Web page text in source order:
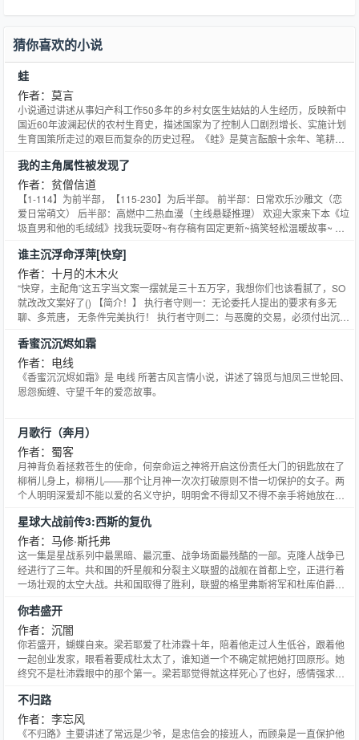
猜你喜欢的小说
蛙
作者：莫言
小说通过讲述从事妇产科工作50多年的乡村女医生姑姑的人生经历，反映新中
国近60年波澜起伏的农村生育史，描述国家为了控制人口剧烈增长、实施计划
生育国策所走过的艰巨而复杂的历史过程。《蛙》是莫言酝酿十余年、笔耕四
家蝌蚪写给日本作家杉谷义人的四封长信和一部话剧构成，讲述了姑姑——一
个乡村妇产科医生的人生经历，在用生动感人的细节展示乡土中国六十年波澜
起伏的生育史的同时，毫不留情地剖析了当代知识分子卑微的灵魂。
我的主角属性被发现了
作者：贫僧信道
【1-114】为前半部，【115-230】为后半部。 前半部：日常欢乐沙雕文（恋
爱日常萌文） 后半部：高燃中二热血漫（主线悬疑推理） 欢迎大家来下本《垃
圾直男和他的毛绒绒》找我玩耍呀~有存稿有固定更新~搞笑轻松温暖故事~ 本
入社会，参加工作。 入职之前，我以为我会是个普通的外卖员。 然而入职的第
一天，我就接到了这样一份订单↓ “红烧文鳐鱼＊2 备注:不要饕餮送！不要饕餮
送！不要饕餮送！ 地址:章莪山B区 联系人:毕方 联系电话:033-XXXXXXXX” 于
是我就知道，就像其他所有主角一样—— 埋没了这么多年，我的主角属性，终
于还是被发现了。 食用指南: 1.我流文案，第三人称。 2.【21:00】正常更新，
时空，流水账，有沙雕，不白甜！！！【重点】，烧脑警告。 5.CP懒星人攻应
龙X表面吐槽役实则隐性大佬【重点】受宋阳乐。 6.v文请看一章买一章，切勿
一口气全文订阅。 7.cxrgsyhkb。 ———— 下本《垃圾直男和他的毛绒绒》文
案： 一只直男来到了人间，遇到了一只毛绒绒的小狐狸。 雪夜下，被牵起爪子
的小狐狸抬起头问： “我们这个世界是什么样子的？” “我也不很清楚。” “但我知
灵。 食用指南： 1.一只直男和毛绒绒小狐狸闯荡奇幻世界的故事。 2.盒中世界
背景，轻松慢热冒险奇幻文，带点解谜但不很复杂，大后期会热血。 3.每天固
定更新时间18：00，其余为不定时加更。 4.本文别名《垃圾直男养崽日常》、
《直男和他的毛绒绒环游记》，等。 5.收藏我，收获沙雕与快乐。 6.献给所有
可可爱爱的小朋友和大朋友的故事。 7.cxrgsyhkb.本小说网提供贫僧信道著作
的我的主角属性被发现了最新章节，我的主角属性被发现了全文免费阅读，我
的主角属性被发现了无弹窗清爽阅读体验！
谁主沉浮命浮萍[快穿]
作者：十月的木木火
“快穿，主配角”这五字当文案一摆就是三十五万字，我想你们也该看腻了，SO
就改改文案好了() 【简介！】 执行者守则一：无论委托人提出的要求有多无
聊、多荒唐， 无条件完美执行！ 执行者守则二：与恶魔的交易，必须付出沉重
情况下，为达目的可不择手段！ ---- 曾几何时，她的神君说过：“我信你，因为
你是我养大的浮萍，比谁都善良。” 【倒V通知】：本书于2016年4月17日上午
10点自【46章】倒V，感谢天使们长期以来的支持！ (︶) 如今正是下大雨的
好时节，天使们出行记得常备伞 жжжжжжжжжжжжжжжжжжжж 书荒？嘿嘿！
说网提供十月的木木火著作的谁主沉浮命浮萍[快穿]最新章节，谁主沉浮命浮萍
[快穿]全文免费阅读，谁主沉浮命浮萍[快穿]无弹窗清爽阅读体验！
香蜜沉沉烬如霜
作者：电线
《香蜜沉沉烬如霜》是 电线 所著古风言情小说，讲述了锦觅与旭凤三世轮回、
恩怨痴缠、守望千年的爱恋故事。
月歌行（奔月）
作者：蜀客
月神背负着拯救苍生的使命，何奈命运之神将开启这份责任大门的钥匙放在了
柳梢儿身上，柳梢儿——那个让月神一次次打破原则不惜一切保护的女子。两
个人明明深爱却不能以爱的名义守护，明明舍不得却又不得不亲手将她放在危
好在后来遇到了陆离，一个处处保护她的男人，随后相继卷进一场场武道、仙
道、魔道的风波中……在柳梢儿的心目中，她认为自己一直都是月神重兴“魔
都”计划里的一颗棋子，她不知道月神也像她一样深爱着自己。这是一场关于爱
和责任的故事，月神将如何抉择呢？
星球大战前传3:西斯的复仇
作者：马修·斯托弗
这一集是星战系列中最黑暗、最沉重、战争场面最残酷的一部。克隆人战争已
经进行了三年。共和国的歼星舰和分裂主义联盟的战舰在首都上空，正进行着
一场壮观的太空大战。共和国取得了胜利，联盟的格里弗斯将军和杜库伯爵劫
驾着共和国的战机去营救议长，途中遭到联盟机器军的拦截。最终，两人降落
在贸易联盟的飞船上，与格里弗斯将军的机器军展开一场大战。
你若盛开
作者：沉闇
你若盛开，蝴蝶自来。梁若耶爱了杜沛霖十年，陪着他走过人生低谷，跟着他
一起创业发家，眼看着要成杜太太了，谁知道一个不确定就把她打回原形。她
终究不是杜沛霖眼中的那个第一。梁若耶觉得就这样死心了也好，感情强求不
你。我的幸福不在此处，总在别处。
不归路
作者：李忘风
《不归路》主要讲述了常远是少爷，是忠信会的接班人，而顾枭是一直保护他